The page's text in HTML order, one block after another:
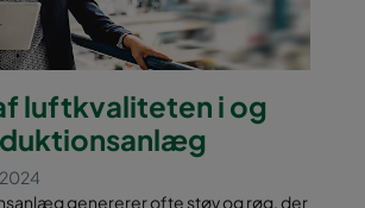
luftkvaliteten i og
genererer ofte støv og røg, der